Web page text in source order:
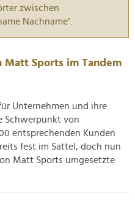
zwischen
Nachname".
Matt Sports im Tandem
Unternehmen und ihre
Schwerpunkt von
entsprechenden Kunden
fest im Sattel, doch nun
Matt Sports umgesetzte